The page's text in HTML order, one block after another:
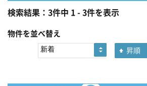
検索結果：3件中 1 - 3件を表示
物件を並べ替え
昇順